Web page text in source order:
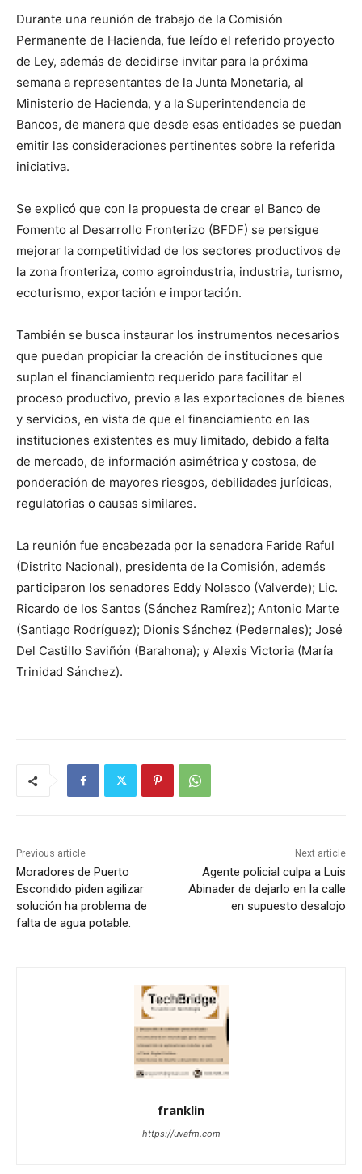
Durante una reunión de trabajo de la Comisión
Permanente de Hacienda, fue leído el referido proyecto
de Ley, además de decidirse invitar para la próxima
semana a representantes de la Junta Monetaria, al
Ministerio de Hacienda, y a la Superintendencia de
Bancos, de manera que desde esas entidades se puedan
emitir las consideraciones pertinentes sobre la referida
iniciativa.
Se explicó que con la propuesta de crear el Banco de
Fomento al Desarrollo Fronterizo (BFDF) se persigue
mejorar la competitividad de los sectores productivos de
la zona fronteriza, como agroindustria, industria, turismo,
ecoturismo, exportación e importación.
También se busca instaurar los instrumentos necesarios
que puedan propiciar la creación de instituciones que
suplan el financiamiento requerido para facilitar el
proceso productivo, previo a las exportaciones de bienes
y servicios, en vista de que el financiamiento en las
instituciones existentes es muy limitado, debido a falta
de mercado, de información asimétrica y costosa, de
ponderación de mayores riesgos, debilidades jurídicas,
regulatorias o causas similares.
La reunión fue encabezada por la senadora Faride Raful
(Distrito Nacional), presidenta de la Comisión, además
participaron los senadores Eddy Nolasco (Valverde); Lic.
Ricardo de los Santos (Sánchez Ramírez); Antonio Marte
(Santiago Rodríguez); Dionis Sánchez (Pedernales); José
Del Castillo Saviñón (Barahona); y Alexis Victoria (María
Trinidad Sánchez).
Previous article
Moradores de Puerto
Escondido piden agilizar
solución ha problema de
falta de agua potable.
Next article
Agente policial culpa a Luis
Abinader de dejarlo en la calle
en supuesto desalojo
franklin
https://uvafm.com